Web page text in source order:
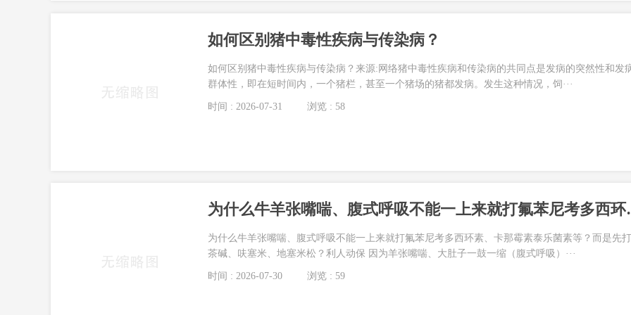
如何区别猪中毒性疾病与传染病？
如何区别猪中毒性疾病与传染病？来源:网络猪中毒性疾病和传染病的共同点是发病的突然性和发
群体性，即在短时间内，一个猪栏，甚至一个猪场的猪都发病。发生这种情况，饲···
时间 : 2026-07-31 浏览 : 58
为什么牛羊张嘴喘、腹式
为什么牛羊张嘴喘、腹式呼吸不能一上来就打氟苯尼考多西环素、卡那霉素泰乐菌素等？而是先
茶碱、呋塞米、地塞米松？利人动保 因为羊张嘴喘、大肚子一鼓一缩（腹式呼吸）···
时间 : 2026-07-30 浏览 : 59